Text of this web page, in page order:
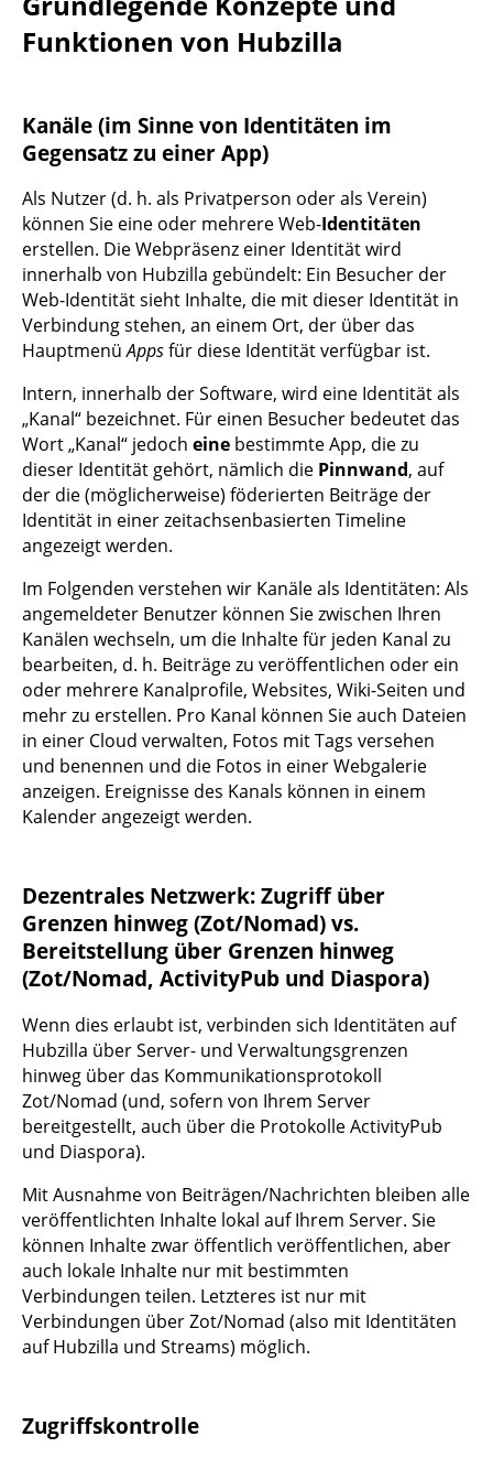
Funktionen von Hubzilla
Kanäle (im Sinne von Identitäten im
Gegensatz zu einer App)
Als Nutzer (d. h. als Privatperson oder als Verein)
können Sie eine oder mehrere Web-Identitäten
erstellen. Die Webpräsenz einer Identität wird
innerhalb von Hubzilla gebündelt: Ein Besucher der
Web-Identität sieht Inhalte, die mit dieser Identität in
Verbindung stehen, an einem Ort, der über das
HauptmenüAppsfür diese Identität verfügbar ist.
Intern, innerhalb der Software, wird eine Identität als
„Kanal“ bezeichnet. Für einen Besucher bedeutet das
Wort „Kanal“ jedoch eine bestimmte App, die zu
dieser Identität gehört, nämlich die Pinnwand, auf
der die (möglicherweise) föderierten Beiträge der
Identität in einer zeitachsenbasierten Timeline
angezeigt werden.
Im Folgenden verstehen wir Kanäle als Identitäten: Als
angemeldeter Benutzer können Sie zwischen Ihren
Kanälen wechseln, um die Inhalte für jeden Kanal zu
bearbeiten, d. h. Beiträge zu veröffentlichen oder ein
oder mehrere Kanalprofile, Websites, Wiki-Seiten und
mehr zu erstellen. Pro Kanal können Sie auch Dateien
in einer Cloud verwalten, Fotos mit Tags versehen
und benennen und die Fotos in einer Webgalerie
anzeigen. Ereignisse des Kanals können in einem
Kalender angezeigt werden.
Dezentrales Netzwerk: Zugriff über
Grenzen hinweg (Zot/Nomad) vs.
Bereitstellung über Grenzen hinweg
(Zot/Nomad, ActivityPub und Diaspora)
Wenn dies erlaubt ist, verbinden sich Identitäten auf
Hubzilla über Server- und Verwaltungsgrenzen
hinweg über das Kommunikationsprotokoll
Zot/Nomad (und, sofern von Ihrem Server
bereitgestellt, auch über die Protokolle ActivityPub
und Diaspora).
Mit Ausnahme von Beiträgen/Nachrichten bleiben alle
veröffentlichten Inhalte lokal auf Ihrem Server. Sie
können Inhalte zwar öffentlich veröffentlichen, aber
auch lokale Inhalte nur mit bestimmten
Verbindungen teilen. Letzteres ist nur mit
Verbindungen über Zot/Nomad (also mit Identitäten
auf Hubzilla und Streams) möglich.
Zugriffskontrolle